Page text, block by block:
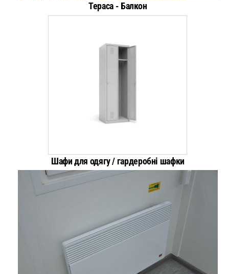
Тераса - Балкон
Шафи для одягу / гардеробні шафки